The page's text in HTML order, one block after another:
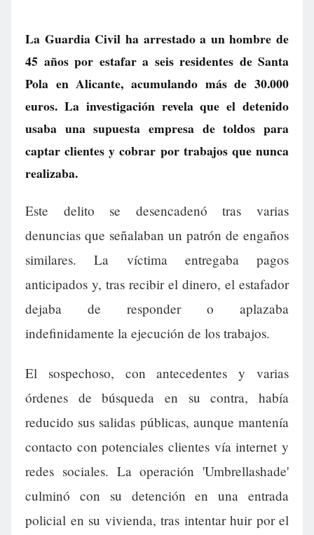
La Guardia Civil ha arrestado a un hombre de
45 años por estafar a seis residentes de Santa
Pola en Alicante, acumulando más de 30.000
euros. La investigación revela que el detenido
usaba una supuesta empresa de toldos para
captar clientes y cobrar por trabajos que nunca
realizaba.
Este delito se desencadenó tras varias
denuncias que señalaban un patrón de engaños
similares. La víctima entregaba pagos
anticipados y, tras recibir el dinero, el estafador
dejaba de responder o aplazaba
indefinidamente la ejecución de los trabajos.
El sospechoso, con antecedentes y varias
órdenes de búsqueda en su contra, había
reducido sus salidas públicas, aunque mantenía
contacto con potenciales clientes vía internet y
redes sociales. La operación 'Umbrellashade'
culminó con su detención en una entrada
policial en su vivienda, tras intentar huir por el